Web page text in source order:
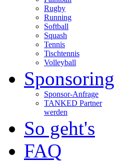
Rugby
Running
Softball
Squash
Tennis
Tischtennis
Volleyball
Sponsoring
Sponsor-Anfrage
TANKED Partner
werden
So geht's
FAQ